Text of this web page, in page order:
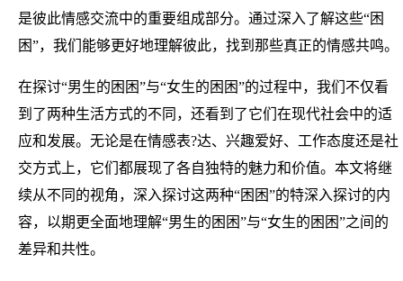
是彼此情感交流中的重要组成部分。通过深入了解这些“困
困”，我们能够更好地理解彼此，找到那些真正的情感共鸣。
在探讨“男生的困困”与“女生的困困”的过程中，我们不仅看
到了两种生活方式的不同，还看到了它们在现代社会中的适
应和发展。无论是在情感表?达、兴趣爱好、工作态度还是社
交方式上，它们都展现了各自独特的魅力和价值。本文将继
续从不同的视角，深入探讨这两种“困困”的特深入探讨的内
容，以期更全面地理解“男生的困困”与“女生的困困”之间的
差异和共性。